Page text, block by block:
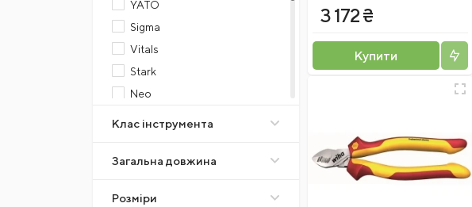
YATO
Sigma
Vitals
Stark
Neo
Tolsen
Toptul
Клас інструмента
Загальна довжина
Розміри
3 172 ₴
Купити